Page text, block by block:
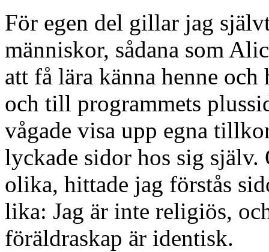
För egen del gillar jag
människor, sådana som
att få lära känna henne
och till programmets
vågade visa upp egna
lyckade sidor hos sig
olika, hittade jag förstås
lika: Jag är inte religiös,
föräldraskap är identisk.